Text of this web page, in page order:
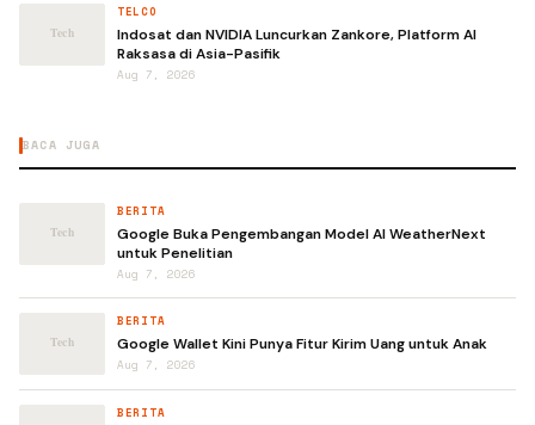
TELCO
Indosat dan NVIDIA Luncurkan Zankore, Platform AI
Raksasa di Asia-Pasifik
Aug 7, 2026
BACA JUGA
BERITA
Google Buka Pengembangan Model AI WeatherNext
untuk Penelitian
Aug 7, 2026
BERITA
Google Wallet Kini Punya Fitur Kirim Uang untuk Anak
Aug 7, 2026
BERITA